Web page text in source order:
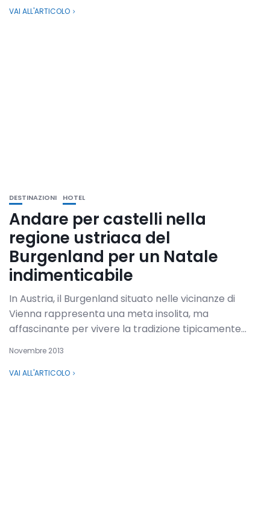
VAI ALL'ARTICOLO
DESTINAZIONI HOTEL
Andare per castelli nella
regione ustriaca del
Burgenland per un Natale
indimenticabile
In Austria, il Burgenland situato nelle vicinanze di
Vienna rappresenta una meta insolita, ma
affascinante per vivere la tradizione tipicamente...
Novembre 2013
VAI ALL'ARTICOLO